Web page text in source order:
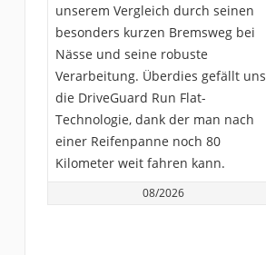
unserem Vergleich durch seinen
besonders kurzen Bremsweg bei
Nässe und seine robuste
Verarbeitung. Überdies gefällt uns
die DriveGuard Run Flat-
Technologie, dank der man nach
einer Reifenpanne noch 80
Kilometer weit fahren kann.
08/2026